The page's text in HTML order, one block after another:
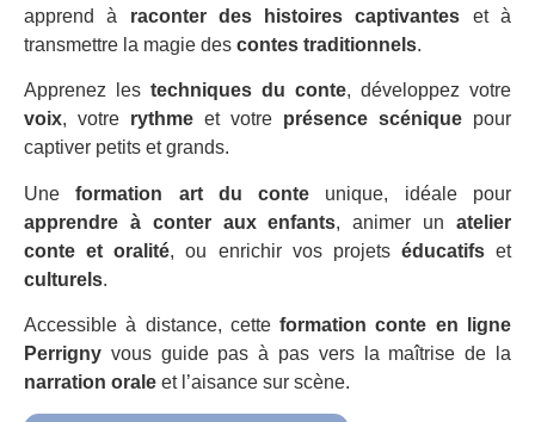
apprend à raconter des histoires captivantes et à
transmettre la magie des contes traditionnels.
Apprenez les techniques du conte, développez votre
voix, votre rythme et votre présence scénique pour
captiver petits et grands.
Uneformation art du conte unique, idéale pour
apprendre à conter aux enfants, animer unatelier
conte et oralité, ou enrichir vos projets éducatifset
culturels.
Accessible à distance, cetteformation conte en ligne
Perrigny vous guide pas à pas vers la maîtrise de la
narration orale et l’aisance sur scène.